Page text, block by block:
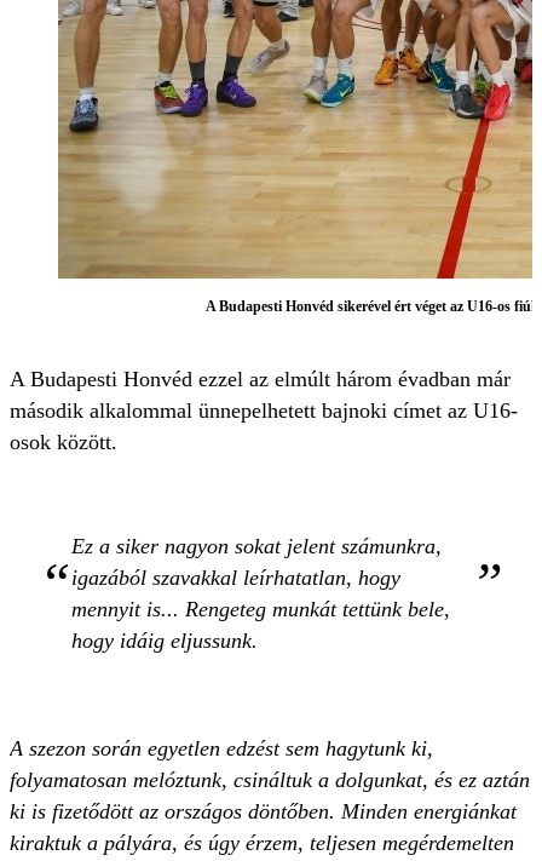
A Budapesti Honvéd sikerével ért véget az U16-os
A Budapesti Honvéd ezzel az elmúlt három évadban már
második alkalommal ünnepelhetett bajnoki címet az U16-
osok között.
Ez a siker nagyon sokat jelent számunkra,
igazából szavakkal leírhatatlan, hogy
mennyit is... Rengeteg munkát tettünk bele,
hogy idáig eljussunk.
A szezon során egyetlen edzést sem hagytunk ki,
folyamatosan melóztunk, csináltuk a dolgunkat, és ez aztán
ki is fizetődött az országos döntőben. Minden energiánkat
kiraktuk a pályára, és úgy érzem, teljesen megérdemelten